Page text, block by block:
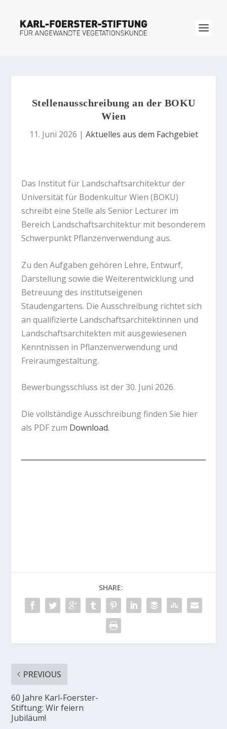
Stellenausschreibung an der BOKU
Wien
11. Juni 2026 | Aktuelles aus dem Fachgebiet
Das Institut für Landschaftsarchitektur der
Universität für Bodenkultur Wien (BOKU)
schreibt eine Stelle als Senior Lecturer im
Bereich Landschaftsarchitektur mit besonderem
Schwerpunkt Pflanzenverwendung aus.
Zu den Aufgaben gehören Lehre, Entwurf,
Darstellung sowie die Weiterentwicklung und
Betreuung des institutseigenen
Staudengartens. Die Ausschreibung richtet sich
an qualifizierte Landschaftsarchitektinnen und
Landschaftsarchitekten mit ausgewiesenen
Kenntnissen in Pflanzenverwendung und
Freiraumgestaltung.
Bewerbungsschluss ist der 30. Juni 2026.
Die vollständige Ausschreibung finden Sie hier
als PDF zum Download.
SHARE:
PREVIOUS
60 Jahre Karl-Foerster-
Stiftung: Wir feiern
Jubiläum!